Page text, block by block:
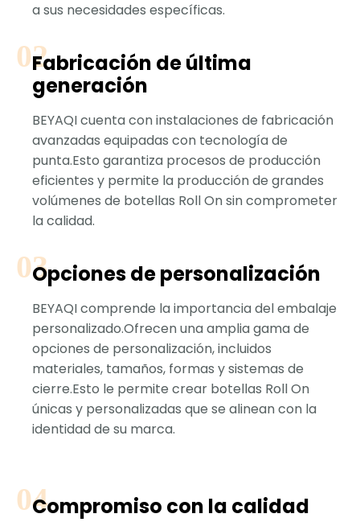
a sus necesidades específicas.
Fabricación de última
generación
BEYAQI cuenta con instalaciones de fabricación
avanzadas equipadas con tecnología de
punta.Esto garantiza procesos de producción
eficientes y permite la producción de grandes
volúmenes de botellas Roll On sin comprometer
la calidad.
Opciones de personalización
BEYAQI comprende la importancia del embalaje
personalizado.Ofrecen una amplia gama de
opciones de personalización, incluidos
materiales, tamaños, formas y sistemas de
cierre.Esto le permite crear botellas Roll On
únicas y personalizadas que se alinean con la
identidad de su marca.
Compromiso con la calidad